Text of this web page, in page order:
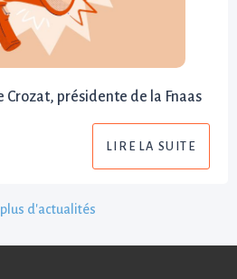
Crozat, présidente de la Fnaas
LIRE LA SUITE
d'actualités